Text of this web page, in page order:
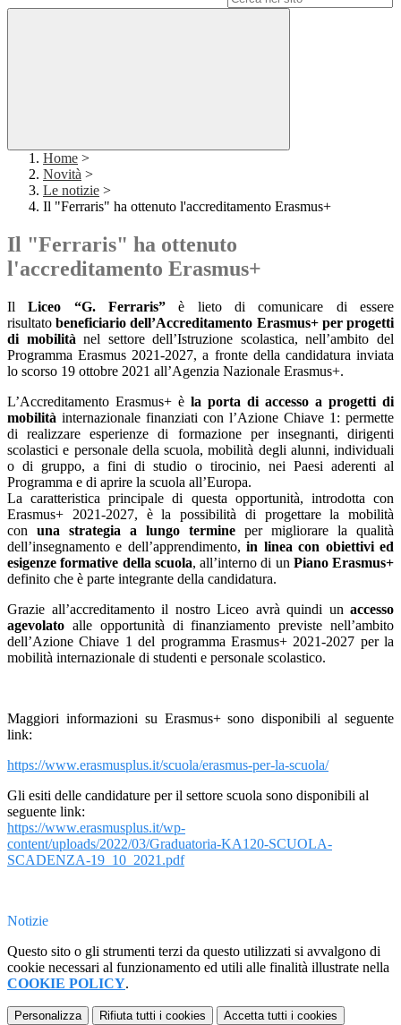
Home >
Novità >
Le notizie >
Il "Ferraris" ha ottenuto l'accreditamento Erasmus+
Il "Ferraris" ha ottenuto
l'accreditamento Erasmus+
Il Liceo “G. Ferraris”è lieto di comunicare di essere
risultatobeneficiario dell’Accreditamento Erasmus+ per progetti
di mobilità nel settore dell’Istruzione scolastica, nell’ambito del
Programma Erasmus 2021-2027, a fronte della candidatura inviata
lo scorso 19 ottobre 2021 all’Agenzia Nazionale Erasmus+.
L’Accreditamento Erasmus+ è la porta di accesso a progetti di
mobilità internazionale finanziati con l’Azione Chiave 1: permette
di realizzare esperienze di formazione per insegnanti, dirigenti
scolastici e personale della scuola, mobilità degli alunni, individuali
o di gruppo, a fini di studio o tirocinio, nei Paesi aderenti al
Programma e di aprire la scuola all’Europa.
La caratteristica principale di questa opportunità, introdotta con
Erasmus+ 2021-2027, è la possibilità di progettare la mobilità
con una strategia a lungo termine per migliorare la qualità
dell’insegnamento e dell’apprendimento,in linea con obiettivi ed
esigenze formative della scuola, all’interno di un Piano Erasmus+
definito che è parte integrante della candidatura.
Grazie all’accreditamento il nostro Liceo avrà quindi un accesso
agevolato alle opportunità di finanziamento previste nell’ambito
dell’Azione Chiave 1 del programma Erasmus+ 2021-2027 per la
mobilità internazionale di studenti e personale scolastico.
Maggiori informazioni su Erasmus+ sono disponibili al seguente
link:
https://www.erasmusplus.it/scuola/erasmus-per-la-scuola/
Gli esiti delle candidature per il settore scuola sono disponibili al
seguente link:
https://www.erasmusplus.it/wp-
content/uploads/2022/03/Graduatoria-KA120-SCUOLA-
SCADENZA-19_10_2021.pdf
Notizie
Questo sito o gli strumenti terzi da questo utilizzati si avvalgono di
cookie necessari al funzionamento ed utili alle finalità illustrate nella
COOKIE POLICY.
Personalizza Rifiuta tutti i cookies Accetta tutti i cookies